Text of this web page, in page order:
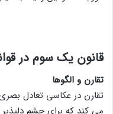
قانون یک سوم در
تقارن و الگوها
تقارن در عکاسی تعادل